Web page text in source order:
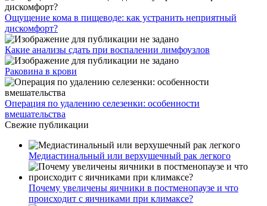
Ощущение кома в пищеводе: как устранить неприятный
дискомфорт?
Какие анализы сдать при воспалении лимфоузлов
Раковина в крови
Операция по удалению селезенки: особенности
вмешательства
Свежие публикации
Медиастинальный или верхушечный рак легкого
Почему увеличены яичники в постменопаузе и что
происходит с яичниками при климаксе?